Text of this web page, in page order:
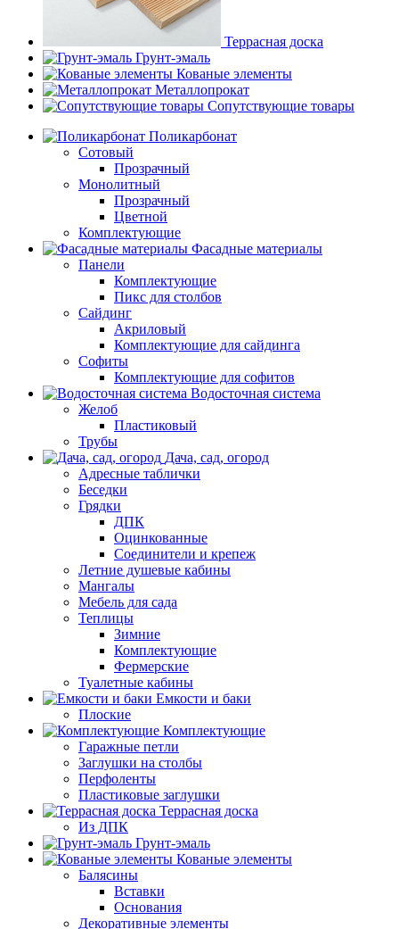
Террасная доска
Грунт-эмаль
Кованые элементы
Металлопрокат
Сопутствующие товары
Поликарбонат
Сотовый
Прозрачный
Монолитный
Прозрачный
Цветной
Комплектующие
Фасадные материалы
Панели
Комплектующие
Пикс для столбов
Сайдинг
Акриловый
Комплектующие для сайдинга
Софиты
Комплектующие для софитов
Водосточная система
Желоб
Пластиковый
Трубы
Дача, сад, огород
Адресные таблички
Беседки
Грядки
ДПК
Оцинкованные
Соединители и крепеж
Летние душевые кабины
Мангалы
Мебель для сада
Теплицы
Зимние
Комплектующие
Фермерские
Туалетные кабины
Емкости и баки
Плоские
Комплектующие
Гаражные петли
Заглушки на столбы
Перфоленты
Пластиковые заглушки
Террасная доска
Из ДПК
Грунт-эмаль
Кованые элементы
Балясины
Вставки
Основания
Декоративные элементы